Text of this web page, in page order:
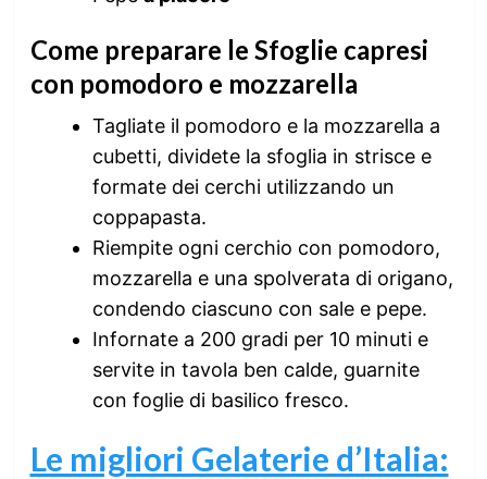
Come preparare le Sfoglie capresi
con pomodoro e mozzarella
Tagliate il pomodoro e la mozzarella a
cubetti, dividete la sfoglia in strisce e
formate dei cerchi utilizzando un
coppapasta.
Riempite ogni cerchio con pomodoro,
mozzarella e una spolverata di origano,
condendo ciascuno con sale e pepe.
Infornate a 200 gradi per 10 minuti e
servite in tavola ben calde, guarnite
con foglie di basilico fresco.
Le migliori Gelaterie d’Italia: